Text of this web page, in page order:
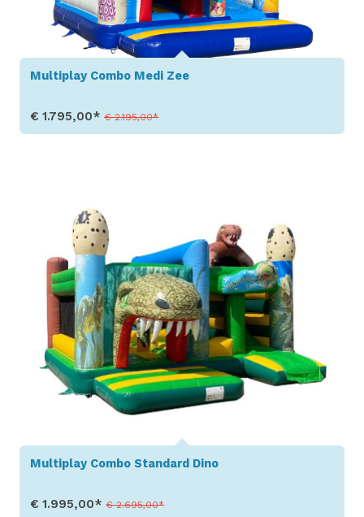
Multiplay Combo Medi Zee
€ 1.795,00*€ 2.195,00*
Multiplay Combo Standard Dino
€ 1.995,00*€ 2.695,00*